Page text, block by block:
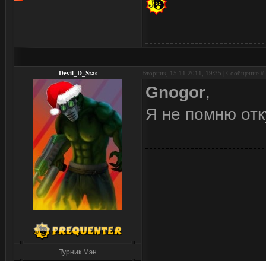
Devil_D_Stas Вторник, 15.11.2011, 19:35 | Сообщение #
Турник Мэн
Gnogor,
Я не помню